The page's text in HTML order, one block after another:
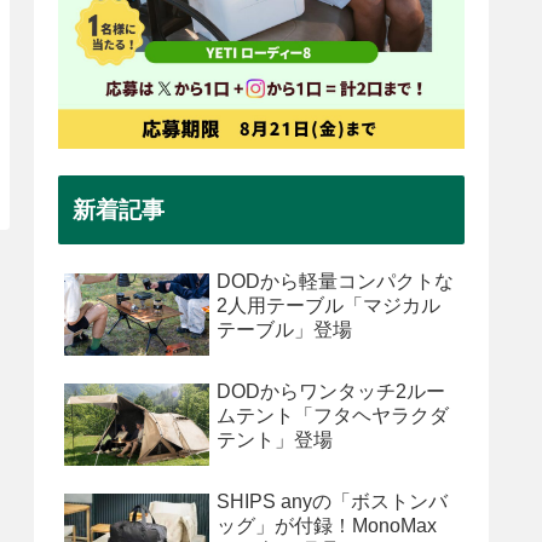
新着記事
DODから軽量コンパクトな
2人用テーブル「マジカル
テーブル」登場
DODからワンタッチ2ルー
ムテント「フタヘヤラクダ
テント」登場
SHIPS anyの「ボストンバ
ッグ」が付録！MonoMax